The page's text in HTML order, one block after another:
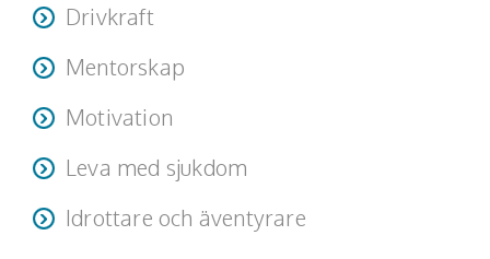
Drivkraft
Mentorskap
Motivation
Leva med sjukdom
Idrottare och äventyrare